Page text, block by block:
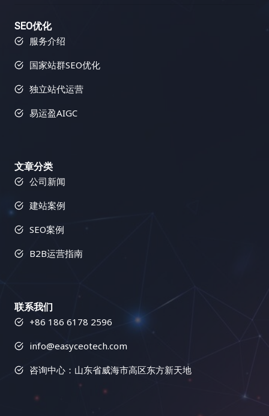
复杂的过程，需要不断地学习、实践和优化。 数据驱
动是链接建设成功的关键。 通过追踪和分析数据，你
策略，最终实现网站流量的持续增长，并最终实现你
短跑，需要坚持不懈的努力和持续的优化。 只有不断
学习，不断改进，才能在激烈的竞争中脱颖而出。 易
助客户提升网站在搜索引擎中的排名，增加有机流
量，推动业务增长。我们的使命是通过科学的SEO策
领先优势。 模块三：链接建设：网站权重的助推器(8
节详细教程) 更多模块
存在的问题，并提供解决方案，让你可以更好地优化
你的网站，并获得更好的搜索引擎排名和更多的流
Semrush 的反向链接分析功能可以帮助你分析竞争对
手的反向链接情况，包括链接数量、链接质量、链接
来源等等。通过分析竞争对手的链接策略，你可以找
到潜在的链接建设目标，并制定更有效的链接建设策
接建设机会，并制定更有效的策略，从而在竞争中占
据优势，并避免一些常见的错误。 2. 链接建设工具：
帮助你自动化链接建设流程，例如寻找潜在的链接合
作伙伴、发送外联邮件、跟踪链接建设进度等等。这
间和精力，让你可以专注于更重要的搜索引擎优化工
根据数据进行优化调整。使用 Semrush 的链接建设
工具可以简化链接建设流程，并提高你的效率，让你
事半功倍，更快地获得结果。 四、Buzzsumo：内容
营销利器，打造病毒式传播 Buzzsumo 就像一位社交
媒体专家，可以帮助你找到热门话题、影响力人物以
及病毒式传播的内容，从而提升你的内容营销效果。
它可以帮助你了解哪些内容在你的行业中表现最佳，
并为你提供内容创作灵感，让你在内容营销的战场上
无往不利，打造爆款内容，吸引大量的流量和关注，
更高的市场份额。 二、小语种搜索引擎优化工具箱：
武装你的网站，征服全球 想要在小语种搜索引擎优化
的网站。以下是一些经过实战检验的利器，它们涵盖
容优化等多个方面。它们能够帮助你提升网站排名，
吸引更多目标用户。 三、小语种搜索引擎优化的最佳
获得长期稳定的排名提升。 四、小语种搜索引擎优化
工具对比：选择最适合你的武器 工具类型 功能 适用
量分析 寻找目标关键词，分析关键词竞争程度 网站
分析工具 流量统计、用户行为分析、页面访问量分析
了解网站运营状况，找出问题所在 竞争对手分析工具
竞争对手网站分析、关键词排名分析、反向链接分析
本地化 内容优化工具 语法检查、拼写检查、可读性
分析 提升网站内容质量，优化用户体验 这个表格列
举了一些常用的搜索引擎优化工具类型及其功能和适
语种搜索引擎优化。不同的工具有不同的优缺点，你
需要根据自己的需求和预算进行选择。 五、开启你的
小语种搜索引擎优化之旅：从今天开始，走向世界 小
语种搜索引擎优化虽然充满挑战，但也充满了机遇。
长、品牌影响力的提升以及商业目标的全面达成。
二、内容多样化策略的武器库：如何让你的网站“百花
的精准画像和网站的整体战略定位，选择最合适的内
起，构建一个完整、和谐、充满活力的内容生态系
统。以下是一些常用的内容形式及其应用场景： 三、
们的兴趣爱好、痛点需求、内容偏好、信息获取渠
道、行为习惯、心理动机、价值观等，构建完整而精
调研、数据分析、用户访谈、竞品分析等方法进行用
户洞察。 2. 精准制定内容策略 基于对目标用户的深
体、可执行的内容策略，包括内容主题、内容形式、
并根据市场变化和用户反馈进行动态调整。 3. 高质量
内容创作 内容为王，优质的内容是吸引用户的基石。
确保内容的原创性、专业性、实用性、趣味性、可读
性、 shareability 和 SEO 友好性，避免内容的同质
化和低质量。可以邀请行业专家、KOL、用户等参与
内容创作，提升内容的权威性和影响力。 4. 多渠道内
容推广 将创作好的内容通过多种渠道进行推广，例如
社交媒体平台、搜索引擎优化、邮件营销、KOL 合
SEO优化
服务介绍
国家站群SEO优化
独立站代运营
易运盈AIGC
文章分类
公司新闻
建站案例
SEO案例
B2B运营指南
联系我们
+86 186 6178 2596
info@easyceotech.com
咨询中心：山东省威海市高区东方新天地